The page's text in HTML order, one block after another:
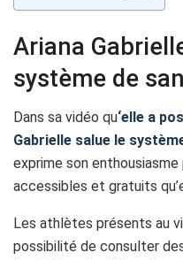
Ariana
système de
Dans sa vidéo qu‘elle a
Gabrielle salue le
exprime son
accessibles et gratuits
Les athlètes présents au
possibilité de consulter